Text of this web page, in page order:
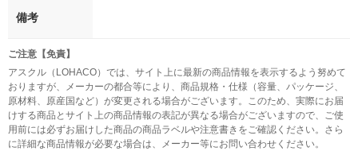
備考
ご注意【免責】
アスクル（LOHACO）では、サイト上に最新の商品情報を表示するよう努めて
おりますが、メーカーの都合等により、商品規格・仕様（容量、パッケージ、
原材料、原産国など）が変更される場合がございます。このため、実際にお届
けする商品とサイト上の商品情報の表記が異なる場合がございますので、ご使
用前には必ずお届けした商品の商品ラベルや注意書きをご確認ください。さら
に詳細な商品情報が必要な場合は、メーカー等にお問い合わせください。